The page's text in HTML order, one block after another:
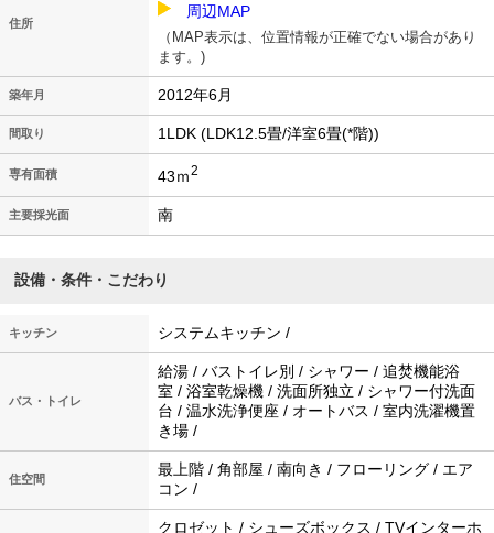
住所
周辺MAP
（MAP表示は、位置情報が正確でない場合があり
ます。)
築年月 2012年6月
間取り 1LDK (LDK12.5畳/洋室6畳(*階))
専有面積 43ｍ2
主要採光面 南
設備・条件・こだわり
キッチン システムキッチン /
バス・トイレ
給湯 / バストイレ別 / シャワー / 追焚機能浴
室 / 浴室乾燥機 / 洗面所独立 / シャワー付洗面
台 / 温水洗浄便座 / オートバス / 室内洗濯機置
き場 /
住空間
最上階 / 角部屋 / 南向き / フローリング / エア
コン /
クロゼット / シューズボックス / TVインターホ